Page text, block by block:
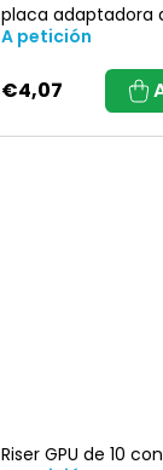
placa adaptadora
A petición
€4,07
Riser GPU de 10